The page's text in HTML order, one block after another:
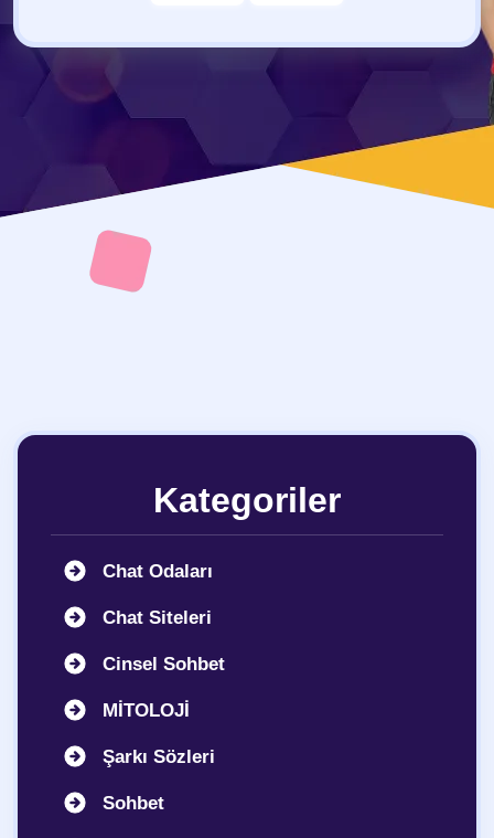
Kategoriler
Chat Odaları
Chat Siteleri
Cinsel Sohbet
MİTOLOJİ
Şarkı Sözleri
Sohbet